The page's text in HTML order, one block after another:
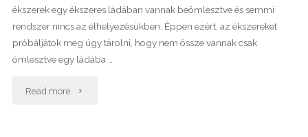
ékszerek egy ékszeres ládában vannak beömlesztve és semmi
rendszer nincs az elhelyezésükben. Éppen ezért, az ékszereket
próbáljátok meg úgy tárolni, hogy nem össze vannak csak
ömlesztve egy ládába …
Read more "Ékszer